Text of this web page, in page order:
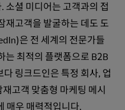
소셜 미디어는 고객과의 접
재고객을 발굴하는 데도 도
은 전 세계의 전문가들
는 최적의 플랫폼으로 B2B
링크드인은 특정 회사, 업
고객 맞춤형 마케팅 메시
매우 매력적입니다.